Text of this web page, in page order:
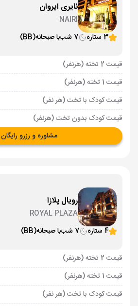
نایری ایروان
NAIRI
3 ستاره
7 شب با صبحانه(BB)
قیمت 2 تخته (هرنفر)
قیمت 1 تخته (هرنفر)
قیمت کودک با تخت (هر نفر)
قیمت کودک بدون تخت (هرنفر)
مشاوره و رزرو رایگان
رویال پلازا
ROYAL PLAZA
4 ستاره
7 شب با صبحانه(BB)
قیمت 2 تخته (هرنفر)
قیمت 1 تخته (هرنفر)
قیمت کودک با تخت (هر نفر)